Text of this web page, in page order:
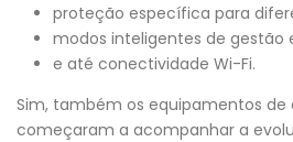
proteção específica para
modos inteligentes de gestão
e até conectividade Wi-Fi.
Sim, também os equipamentos de
começaram a acompanhar a